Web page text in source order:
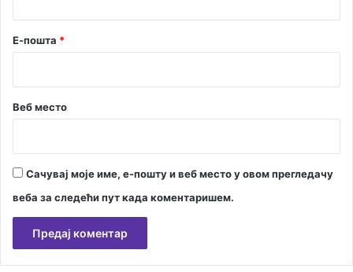
Е-пошта *
Веб место
Сачувај моје име, е-пошту и веб место у овом прегледачу
веба за следећи пут када коментаришем.